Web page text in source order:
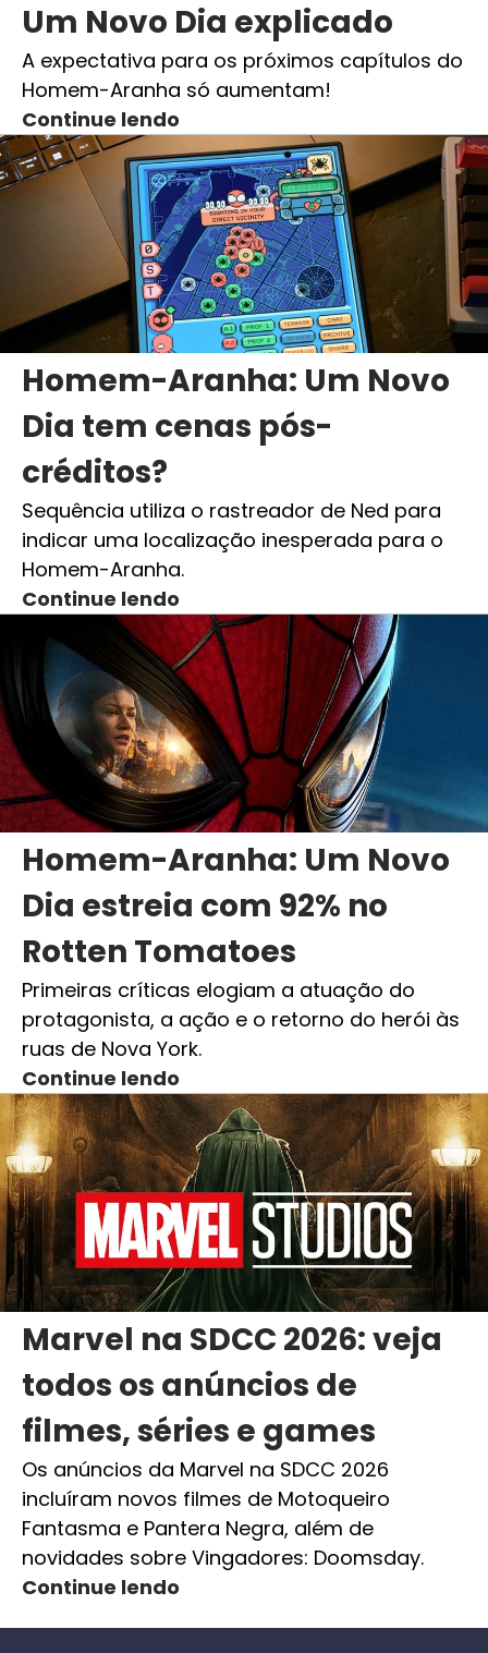
Um Novo Dia explicado
A expectativa para os próximos capítulos do
Homem-Aranha só aumentam!
Continue lendo
Homem-Aranha: Um Novo
Dia tem cenas pós-
créditos?
Sequência utiliza o rastreador de Ned para
indicar uma localização inesperada para o
Homem-Aranha.
Continue lendo
Homem-Aranha: Um Novo
Dia estreia com 92% no
Rotten Tomatoes
Primeiras críticas elogiam a atuação do
protagonista, a ação e o retorno do herói às
ruas de Nova York.
Continue lendo
Marvel na SDCC 2026: veja
todos os anúncios de
filmes, séries e games
Os anúncios da Marvel na SDCC 2026
incluíram novos filmes de Motoqueiro
Fantasma e Pantera Negra, além de
novidades sobre Vingadores: Doomsday.
Continue lendo